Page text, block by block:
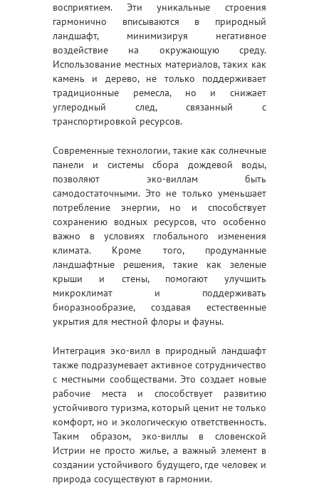
восприятием. Эти уникальные строения
гармонично вписываются в природный
ландшафт, минимизируя негативное
воздействие на окружающую среду.
Использование местных материалов, таких как
камень и дерево, не только поддерживает
традиционные ремесла, но и снижает
углеродный след, связанный с
транспортировкой ресурсов.
Современные технологии, такие как солнечные
панели и системы сбора дождевой воды,
позволяют эко-виллам быть
самодостаточными. Это не только уменьшает
потребление энергии, но и способствует
сохранению водных ресурсов, что особенно
важно в условиях глобального изменения
климата. Кроме того, продуманные
ландшафтные решения, такие как зеленые
крыши и стены, помогают улучшить
микроклимат и поддерживать
биоразнообразие, создавая естественные
укрытия для местной флоры и фауны.
Интеграция эко-вилл в природный ландшафт
также подразумевает активное сотрудничество
с местными сообществами. Это создает новые
рабочие места и способствует развитию
устойчивого туризма, который ценит не только
комфорт, но и экологическую ответственность.
Таким образом, эко-виллы в словенской
Истрии не просто жилье, а важный элемент в
создании устойчивого будущего, где человек и
природа сосуществуют в гармонии.